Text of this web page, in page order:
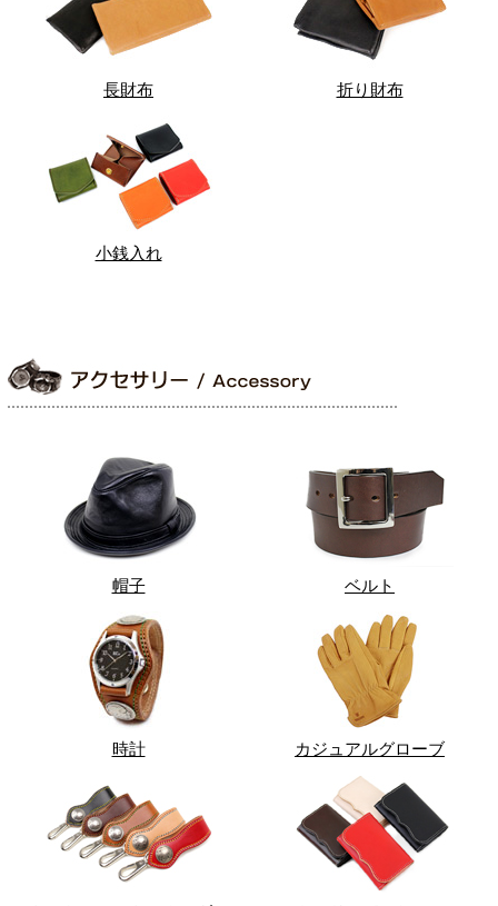
長財布 折り財布
小銭入れ
帽子 ベルト
時計 カジュアルグローブ